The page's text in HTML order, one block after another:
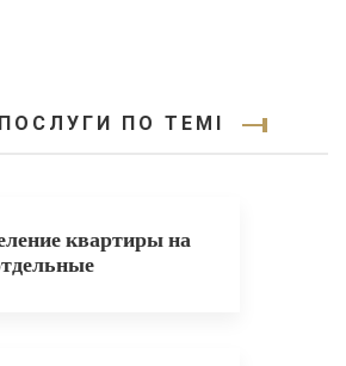
ПО ТЕМІ
квартиры на